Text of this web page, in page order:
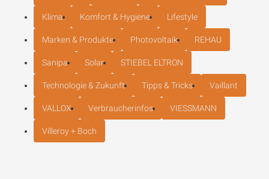
Klima Komfort & Hygiene Lifestyle
Marken & Produkte Photovoltaik REHAU
Sanipa Solar STIEBEL ELTRON
Technologie & Zukunft Tipps & Tricks Vaillant
VALLOX Verbraucherinfos VIESSMANN
Villeroy + Boch